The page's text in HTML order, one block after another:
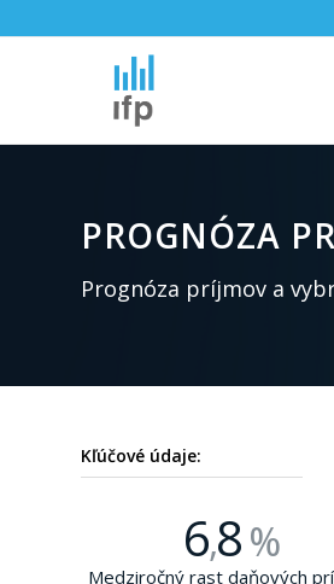
PROGNÓZA
Prognóza príjmov a
Kľúčové údaje:
6,8%
Medziročný rast daňových